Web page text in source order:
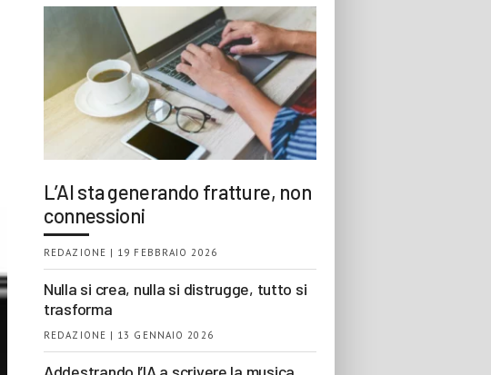
L’AI sta generando fratture, non
connessioni
REDAZIONE | 19 FEBBRAIO 2026
Nulla si crea, nulla si distrugge, tutto si
trasforma
REDAZIONE | 13 GENNAIO 2026